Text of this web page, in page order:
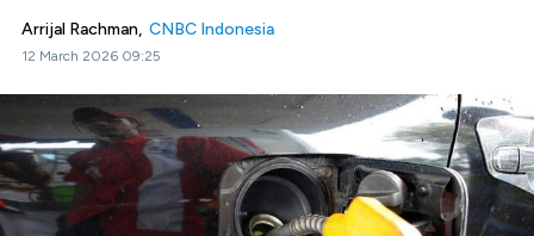
Arrijal Rachman, CNBC Indonesia
12 March 2026 09:25